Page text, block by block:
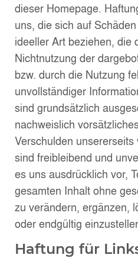
dieser Homepage.
uns, die sich auf
ideeller Art beziehen, die
Nichtnutzung der
bzw. durch die Nutzung
unvollständiger
sind grundsätzlich
nachweislich
Verschulden
sind freibleibend und
es uns ausdrücklich vor,
gesamten Inhalt ohne
zu verändern, ergänzen,
oder endgültig
Haftung für